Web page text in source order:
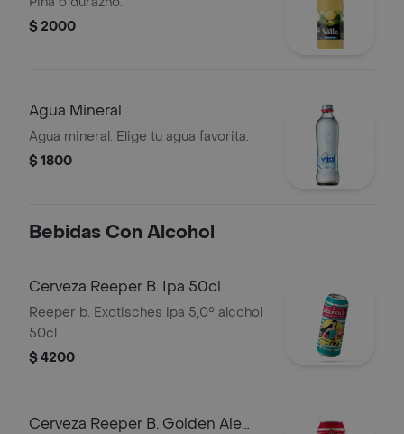
$ 2000
Agua Mineral
Agua mineral. Elige tu agua favorita.
$ 1800
Bebidas Con Alcohol
Cerveza Reeper B. Ipa 50cl
Reeper b. Exotisches ipa 5,0° alcohol
50cl
$ 4200
Cerveza Reeper B. Golden Ale